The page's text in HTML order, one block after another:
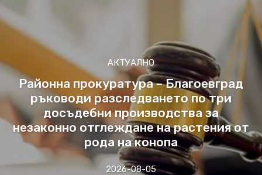
АКТУАЛНО
Районна прокуратура – Благоевград
ръководи разследването по три
досъдебни производства за
незаконно отглеждане на растения от
рода на конопа
2026-08-05